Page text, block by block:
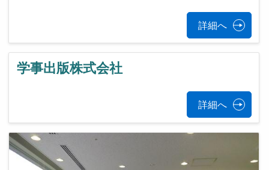
詳細へ
学事出版株式会社
詳細へ